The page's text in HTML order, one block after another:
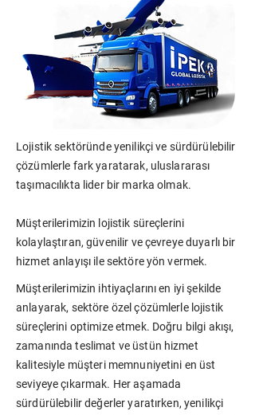
Lojistik sektöründe yenilikçi ve sürdürülebilir
çözümlerle fark yaratarak, uluslararası
taşımacılıkta lider bir marka olmak.
Müşterilerimizin lojistik süreçlerini
kolaylaştıran, güvenilir ve çevreye duyarlı bir
hizmet anlayışı ile sektöre yön vermek.
Müşterilerimizin ihtiyaçlarını en iyi şekilde
anlayarak, sektöre özel çözümlerle lojistik
süreçlerini optimize etmek. Doğru bilgi akışı,
zamanında teslimat ve üstün hizmet
kalitesiyle müşteri memnuniyetini en üst
seviyeye çıkarmak. Her aşamada
sürdürülebilir değerler yaratırken, yenilikçi